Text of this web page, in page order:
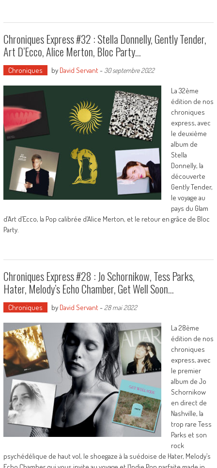
Chroniques Express #32 : Stella Donnelly, Gently Tender,
Art D’Ecco, Alice Merton, Bloc Party…
Chroniques by David Servant- 30 septembre 2022
La 32ème
édition de nos
chroniques
express, avec
le deuxième
album de
Stella
Donnelly, la
découverte
Gently Tender,
le voyage au
pays du Glam
d’Art d’Ecco, la Pop calibrée d’Alice Merton, et le retour en grâce de Bloc
Party.
Chroniques Express #28 : Jo Schornikow, Tess Parks,
Hater, Melody’s Echo Chamber, Get Well Soon…
Chroniques by David Servant- 28 mai 2022
La 28ème
édition de nos
chroniques
express, avec
le premier
album de Jo
Schornikow
en direct de
Nashville, la
trop rare Tess
Parks et son
rock
psychédélique de haut vol, le shoegaze à la suédoise de Hater, Melody’s